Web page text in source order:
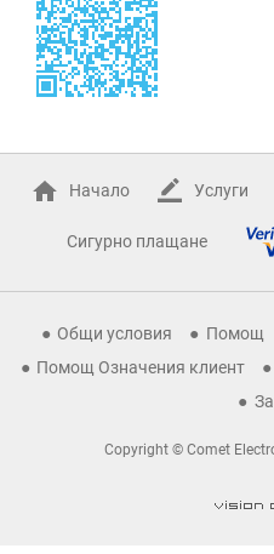
Начало Услуги
Сигурно плащане
Общи условия Помощ
Помощ Означения клиент
Copyright © Comet